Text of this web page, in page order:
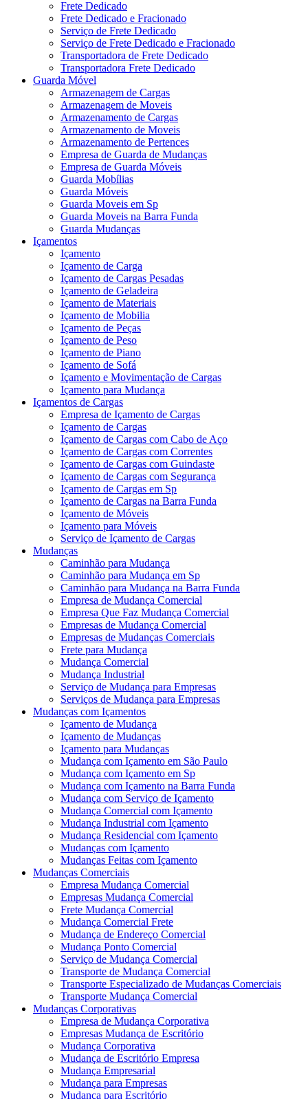
Frete Dedicado
Frete Dedicado e Fracionado
Serviço de Frete Dedicado
Serviço de Frete Dedicado e Fracionado
Transportadora de Frete Dedicado
Transportadora Frete Dedicado
Guarda Móvel
Armazenagem de Cargas
Armazenagem de Moveis
Armazenamento de Cargas
Armazenamento de Moveis
Armazenamento de Pertences
Empresa de Guarda de Mudanças
Empresa de Guarda Móveis
Guarda Mobílias
Guarda Móveis
Guarda Moveis em Sp
Guarda Moveis na Barra Funda
Guarda Mudanças
Içamentos
Içamento
Içamento de Carga
Içamento de Cargas Pesadas
Içamento de Geladeira
Içamento de Materiais
Içamento de Mobilia
Içamento de Peças
Içamento de Peso
Içamento de Piano
Içamento de Sofá
Içamento e Movimentação de Cargas
Içamento para Mudança
Içamentos de Cargas
Empresa de Içamento de Cargas
Içamento de Cargas
Içamento de Cargas com Cabo de Aço
Içamento de Cargas com Correntes
Içamento de Cargas com Guindaste
Içamento de Cargas com Segurança
Içamento de Cargas em Sp
Içamento de Cargas na Barra Funda
Içamento de Móveis
Içamento para Móveis
Serviço de Içamento de Cargas
Mudanças
Caminhão para Mudança
Caminhão para Mudança em Sp
Caminhão para Mudança na Barra Funda
Empresa de Mudança Comercial
Empresa Que Faz Mudança Comercial
Empresas de Mudança Comercial
Empresas de Mudanças Comerciais
Frete para Mudança
Mudança Comercial
Mudança Industrial
Serviço de Mudança para Empresas
Serviços de Mudança para Empresas
Mudanças com Içamentos
Içamento de Mudança
Içamento de Mudanças
Içamento para Mudanças
Mudança com Içamento em São Paulo
Mudança com Içamento em Sp
Mudança com Içamento na Barra Funda
Mudança com Serviço de Içamento
Mudança Comercial com Içamento
Mudança Industrial com Içamento
Mudança Residencial com Içamento
Mudanças com Içamento
Mudanças Feitas com Içamento
Mudanças Comerciais
Empresa Mudança Comercial
Empresas Mudança Comercial
Frete Mudança Comercial
Mudança Comercial Frete
Mudança de Endereço Comercial
Mudança Ponto Comercial
Serviço de Mudança Comercial
Transporte de Mudança Comercial
Transporte Especializado de Mudanças Comerciais
Transporte Mudança Comercial
Mudanças Corporativas
Empresa de Mudança Corporativa
Empresas Mudança de Escritório
Mudança Corporativa
Mudança de Escritório Empresa
Mudança Empresarial
Mudança para Empresas
Mudança para Escritório